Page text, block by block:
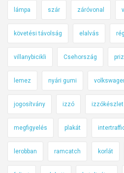
lámpa szár záróvonal
követési távolság elalvás
villanybicikli Csehország
lemez nyári gumi
jogosítvány izzó izzókészlet
megfigyelés plakát
lerobban ramcatch korlát